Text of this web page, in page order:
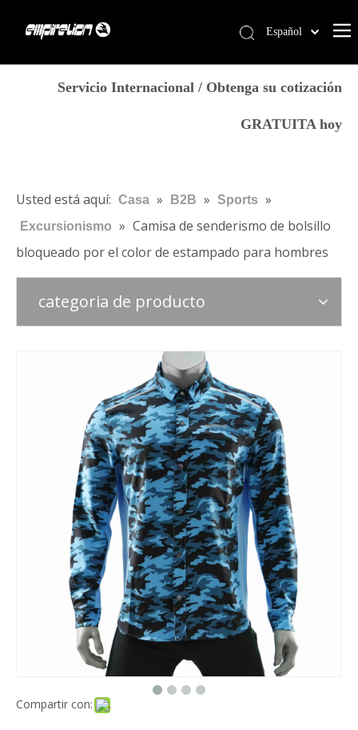
Blog
Contáctenos
Tienda
Español
简体中文
Français
Deutsch
Italiano
Servicio Internacional / Obtenga su cotización
GRATUITA hoy
Usted está aquí: Casa » B2B » Sports »
Excursionismo » Camisa de senderismo de bolsillo
bloqueado por el color de estampado para hombres
categoria de producto
Compartir con: